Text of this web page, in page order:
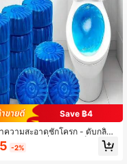
Save ฿4
ความสะอาดชักโครก - ดับกลิ่น,
ราบ, กำจัดกลิ่น ละลายเร็ว ใช้งา
อกฤทธิ์ต่อเนื่องช่วยให้ชักโครกส
-2%